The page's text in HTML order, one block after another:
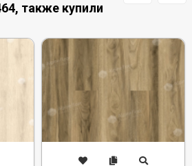
также купили